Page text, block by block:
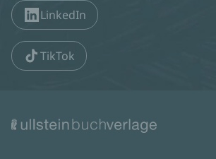
LinkedIn
TikTok